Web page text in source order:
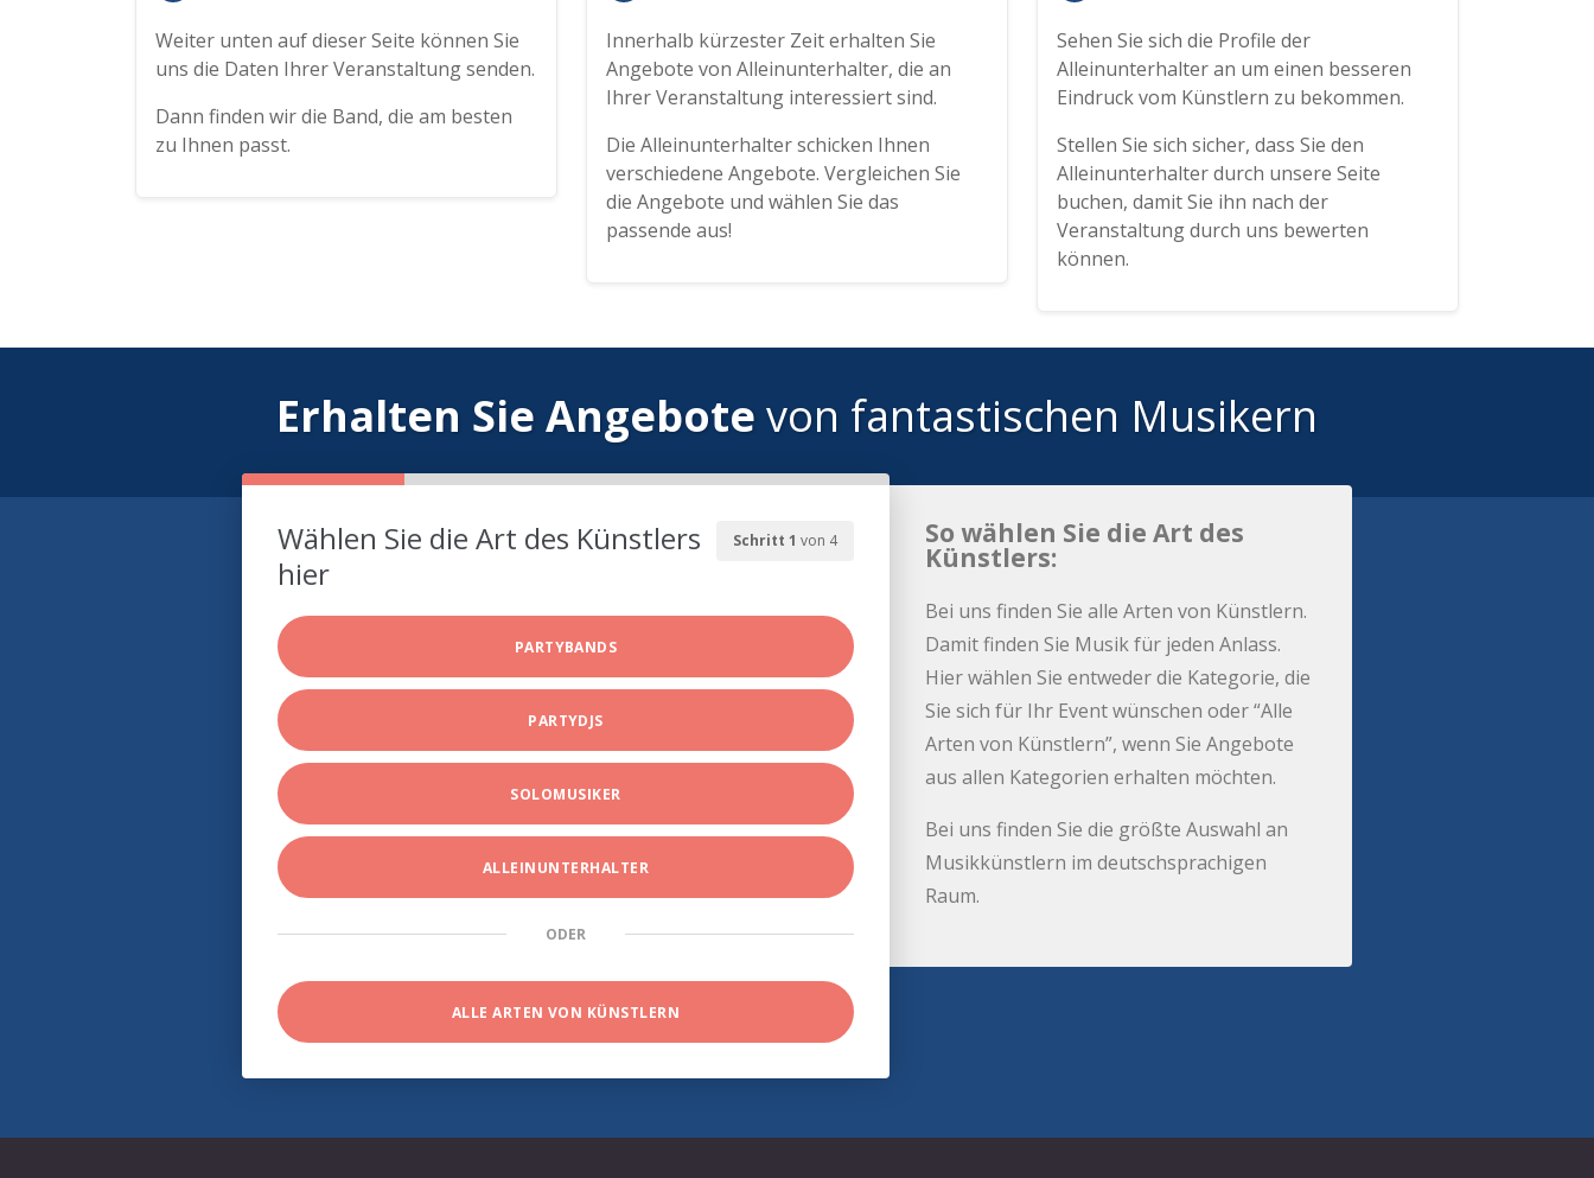
Weiter unten auf dieser Seite können Sie
uns die Daten Ihrer Veranstaltung senden.
Dann finden wir die Band, die am besten
zu Ihnen passt.
Innerhalb kürzester Zeit erhalten Sie
Angebote von Alleinunterhalter, die an
Ihrer Veranstaltung interessiert sind.
Die Alleinunterhalter schicken Ihnen
verschiedene Angebote. Vergleichen Sie
die Angebote und wählen Sie das
passende aus!
Sehen Sie sich die Profile der
Alleinunterhalter an um einen besseren
Eindruck vom Künstlern zu bekommen.
Stellen Sie sich sicher, dass Sie den
Alleinunterhalter durch unsere Seite
buchen, damit Sie ihn nach der
Veranstaltung durch uns bewerten
können.
Erhalten Sie Angebote von fantastischen Musikern
Schritt 1 von 4
Wählen Sie die Art des Künstlers
hier
PARTYBANDS
PARTYDJS
SOLOMUSIKER
ALLEINUNTERHALTER
ODER
ALLE ARTEN VON KÜNSTLERN
So wählen Sie die Art des
Künstlers:
Bei uns finden Sie alle Arten von Künstlern.
Damit finden Sie Musik für jeden Anlass.
Hier wählen Sie entweder die Kategorie, die
Sie sich für Ihr Event wünschen oder “Alle
Arten von Künstlern”, wenn Sie Angebote
aus allen Kategorien erhalten möchten.
Bei uns finden Sie die größte Auswahl an
Musikkünstlern im deutschsprachigen
Raum.